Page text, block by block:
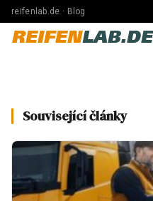
reifenlab.de · Blog
REIFENLAB.DE
Související články